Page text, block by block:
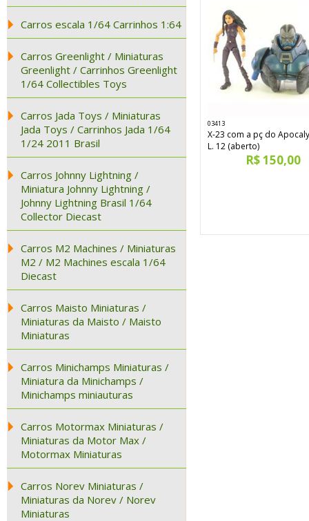
Carros escala 1/64 Carrinhos 1:64
Carros Greenlight / Miniaturas
Greenlight / Carrinhos Greenlight
1/64 Collectibles Toys
Carros Jada Toys / Miniaturas
Jada Toys / Carrinhos Jada 1/64
1/24 2011 Brasil
Carros Johnny Lightning /
Miniatura Johnny Lightning /
Johnny Lightning Brasil 1/64
Collector Diecast
Carros M2 Machines / Miniaturas
M2 / M2 Machines escala 1/64
Diecast
Carros Maisto Miniaturas /
Miniaturas da Maisto / Maisto
Miniaturas
Carros Minichamps Miniaturas /
Miniatura da Minichamps /
Minichamps miniauturas
Carros Motormax Miniaturas /
Miniaturas da Motor Max /
Motormax Miniaturas
Carros Norev Miniaturas /
Miniaturas da Norev / Norev
Miniaturas
03413
X-23 com a pç do
L. 12 (aberto)
R$ 150,00